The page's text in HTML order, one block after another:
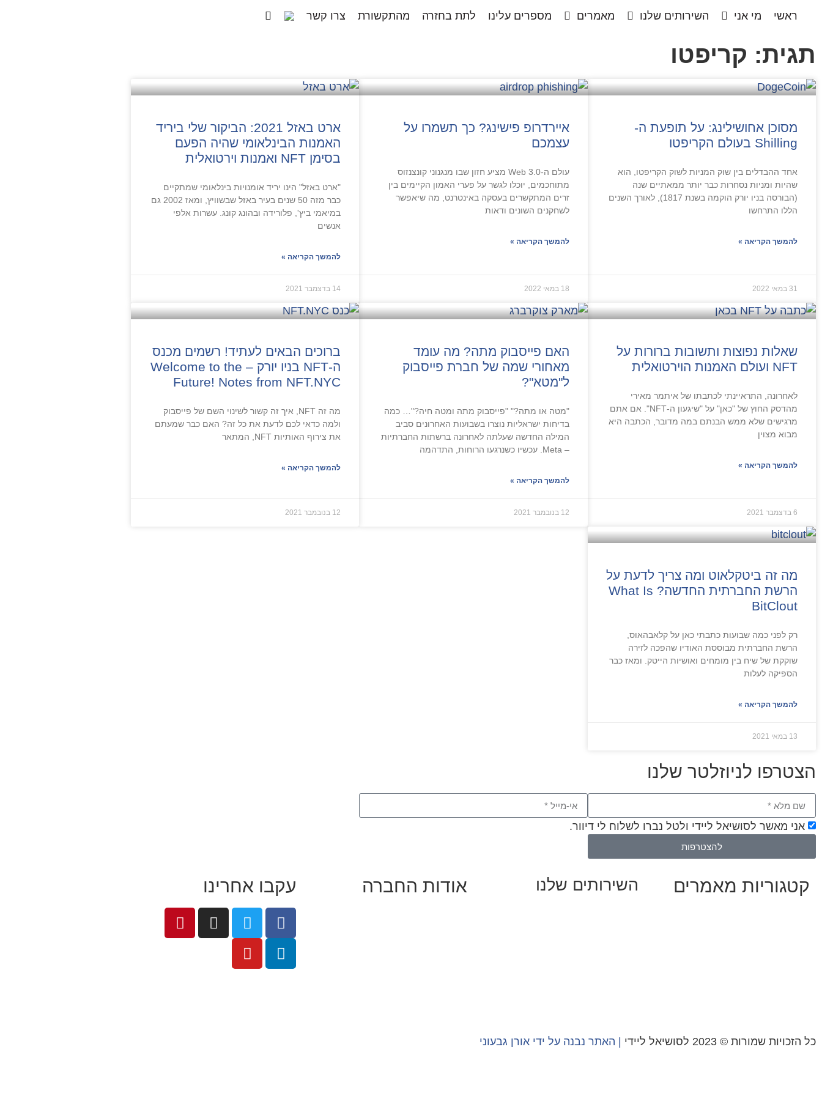
ראשי מי אני השירותים שלנו מאמרים מספרים עלינו לתת בחזרה מהתקשורת צרו קשר
תגית: קריפטו
מסוכן אחושילינג: על תופעת ה-
Shilling בעולם הקריפטו
אחד ההבדלים בין שוק המניות לשוק הקריפטו, הוא
שהיות ומניות נסחרות כבר יותר ממאתיים שנה
(הבורסה בניו יורק הוקמה בשנת 1817), לאורך השנים
הללו התרחשו
להמשך הקריאה »
31 במאי 2022
איירדרופ פישינג? כך תשמרו על
עצמכם
עולם ה-Web 3.0 מציע חזון שבו מנגנוני קונצנזוס
מתוחכמים, יוכלו לגשר על פערי האמון הקיימים בין
זרים המתקשרים בעסקה באינטרנט, מה שיאפשר
לשחקנים השונים ודאות
להמשך הקריאה »
18 במאי 2022
ארט באזל 2021: הביקור שלי ביריד
האמנות הבינלאומי שהיה הפעם
בסימן NFT ואמנות וירטואלית‏
"ארט באזל" הינו יריד אומנויות בינלאומי שמתקיים
כבר מזה 50 שנים בעיר באזל שבשוויץ, ומאז 2002 גם
במיאמי ביץ', פלורידה ובהונג קונג. עשרות אלפי
אנשים
להמשך הקריאה »
14 בדצמבר 2021
שאלות נפוצות ותשובות ברורות על
NFT ועולם האמנות הוירטואלית
לאחרונה, התראיינתי לכתבתו של איתמר מאירי
מהדסק החוץ של "כאן" על "שיגעון ה-NFT". אם אתם
מרגישים שלא ממש הבנתם במה מדובר, הכתבה היא
מבוא מצוין
להמשך הקריאה »
6 בדצמבר 2021
האם פייסבוק מתה? מה עומד
מאחורי שמה של חברת פייסבוק
ל"מטא"?
"מטה או מתה?" "פייסבוק מתה ומטה חיה?"… כמה
בדיחות ישראליות נוצרו בשבועות האחרונים סביב
המילה החדשה שעלתה לאחרונה ברשתות החברתיות
– Meta. עכשיו כשנרגעו הרוחות, התדהמה
להמשך הקריאה »
12 בנובמבר 2021
ברוכים הבאים לעתיד! רשמים מכנס
ה-NFT בניו יורק – Welcome to the
Future! Notes from NFT.NYC
מה זה NFT, איך זה קשור לשינוי השם של פייסבוק
ולמה כדאי לכם לדעת את כל זה? האם כבר שמעתם
את צירוף האותיות NFT, המתאר
להמשך הקריאה »
12 בנובמבר 2021
מה זה ביטקלאוט ומה צריך לדעת על
הרשת החברתית החדשה? What Is
BitClout
רק לפני כמה שבועות כתבתי כאן על קלאבהאוס,
הרשת החברתית מבוססת האודיו שהפכה לזירה
שוקקת של שיח בין מומחים ואושיות הייטק. ומאז כבר
הספיקה לעלות
להמשך הקריאה »
13 במאי 2021
הצטרפו לניוזלטר שלנו
אני מאשר לסושיאל ליידי ולטל נברו לשלוח לי דיוור.
להצטרפות
קטגוריות מאמרים השירותים שלנו אודות החברה עקבו אחרינו
כל הזכויות שמורות © 2023 לסושיאל ליידי | האתר נבנה על ידי אורן גבעוני